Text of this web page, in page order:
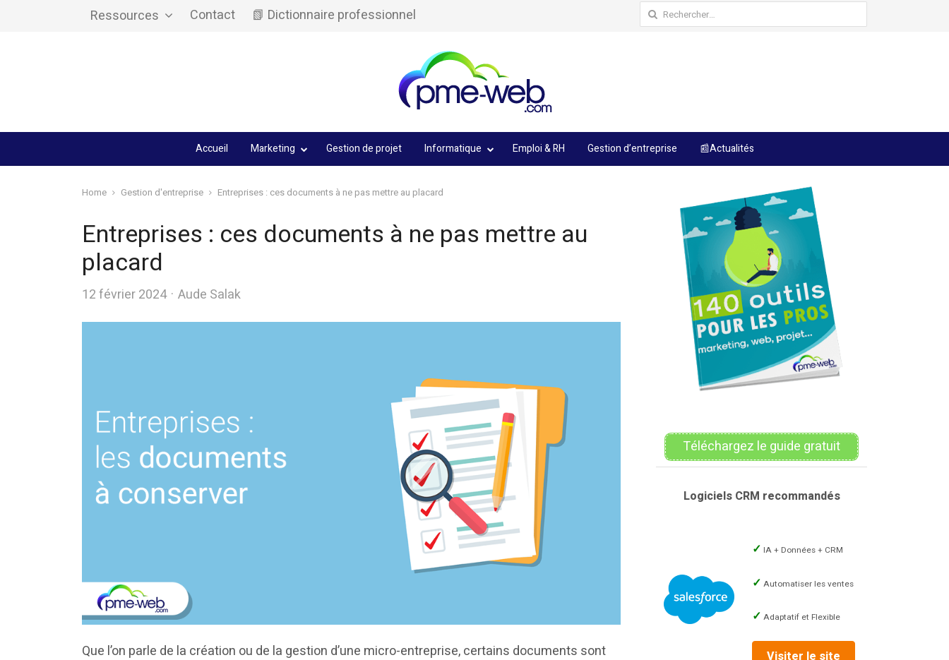
Ressources Contact 📗 Dictionnaire professionnel Rechercher :
Accueil Marketing Gestion de projet Informatique Emploi & RH Gestion d’entreprise 📰Actualités
Home Gestion d'entreprise Entreprises : ces documents à ne pas mettre au placard
Entreprises : ces documents à ne pas mettre au
placard
12 février 2024 Author
Aude Salak
Que l’on parle de la création ou de la gestion d’une micro-entreprise, certains documents sont
Téléchargez le guide gratuit
Logiciels CRM recommandés
IA + Données + CRM
Automatiser les ventes
Adaptatif et Flexible
Visiter le site